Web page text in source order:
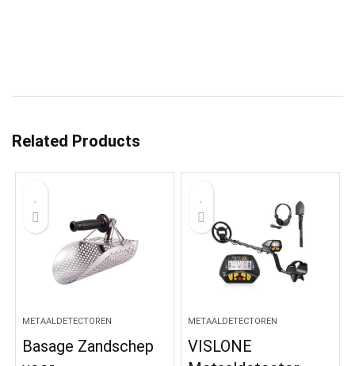
Related Products
METAALDETECTOREN
Basage Zandschep
METAALDETECTOREN
VISLONE